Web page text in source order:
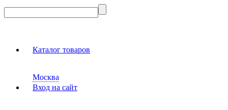
Каталог товаров
Москва
Вход на сайт